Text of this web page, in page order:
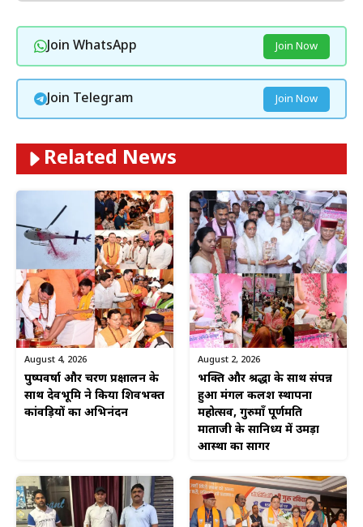
Join WhatsApp Join Now
Join Telegram Join Now
Related News
August 4, 2026
पुष्पवर्षा और चरण प्रक्षालन के
साथ देवभूमि ने किया शिवभक्त
कांवड़ियों का अभिनंदन
August 2, 2026
भक्ति और श्रद्धा के साथ संपन्न
हुआ मंगल कलश स्थापना
महोत्सव, गुरुमाँ पूर्णमति
माताजी के सानिध्य में उमड़ा
आस्था का सागर